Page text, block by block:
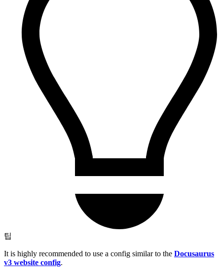
팁
It is highly recommended to use a config similar to the Docusaurus
v3 website config.